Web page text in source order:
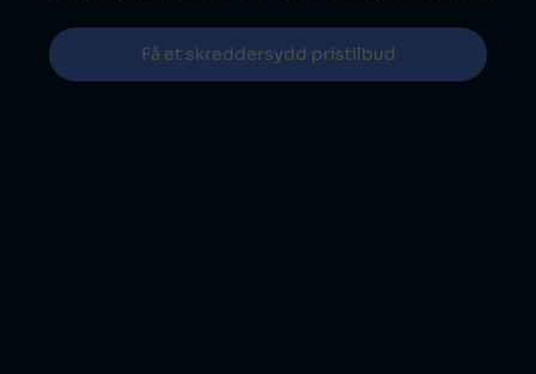
Få et skreddersydd pristilbud